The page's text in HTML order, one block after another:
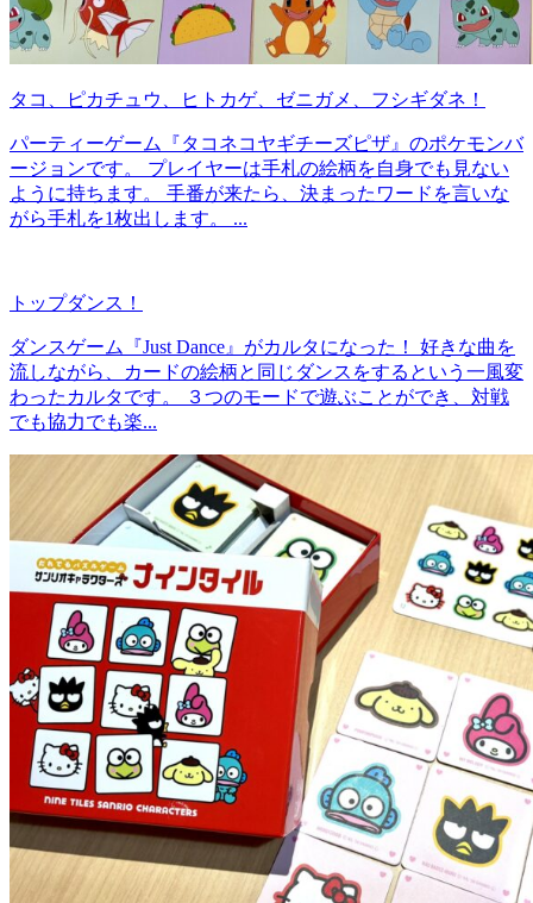
タコ、ピカチュウ、ヒトカゲ、ゼニガメ、フシギダネ！
パーティーゲーム『タコネコヤギチーズピザ』のポケモンバ
ージョンです。 プレイヤーは手札の絵柄を自身でも見ない
ように持ちます。 手番が来たら、決まったワードを言いな
がら手札を1枚出します。 ...
トップダンス！
ダンスゲーム『Just Dance』がカルタになった！ 好きな曲を
流しながら、カードの絵柄と同じダンスをするという一風変
わったカルタです。 ３つのモードで遊ぶことができ、対戦
でも協力でも楽...